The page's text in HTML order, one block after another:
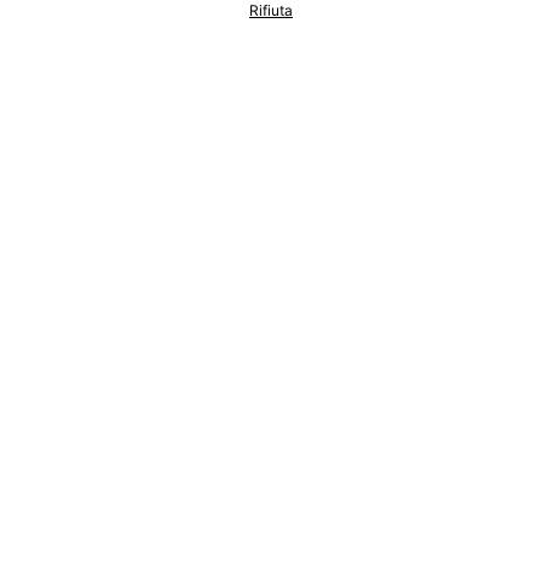
informativa privacy e cookie
Rifiuta